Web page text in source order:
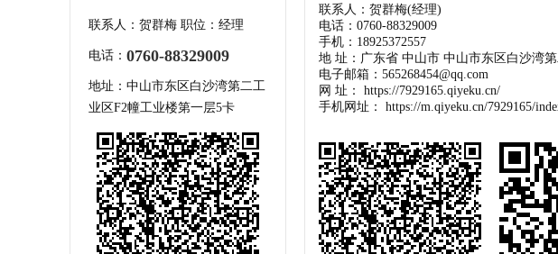
联系人：贺群梅 职位：经理
电话： 0760-88329009
地址：中山市东区白沙湾第二工
业区F2幢工业楼第一层5卡
联系人：贺群梅(经理)
电话：0760-88329009
手机：18925372557
地 址：广东省 中山市 中山市东区白沙湾
电子邮箱：565268454@qq.com
网 址： https://7929165.qiyeku.cn/
手机网址： https://m.qiyeku.cn/7929165/